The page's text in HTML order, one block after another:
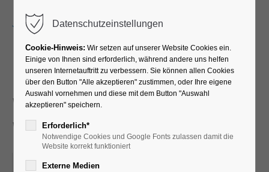
Neues und
Wissenswertes über Bad
Westernkotten
03.11.2025, 15:00
Datenschutzeinstellungen
Cookie-Hinweis: Wir setzen auf unserer Website Cookies ein.
Einige von Ihnen sind erforderlich, während andere uns helfen
unseren Internetauftritt zu verbessern. Sie können allen Cookies
über den Button "Alle akzeptieren" zustimmen, oder Ihre eigene
Auswahl vornehmen und diese mit dem Button "Auswahl
akzeptieren" speichern.
Erforderlich*
Notwendige Cookies und Google Fonts zulassen damit die
Website korrekt funktioniert
Externe Medien